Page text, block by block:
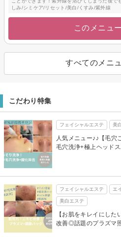
しみ/シミケア/リセット/美白/くすみ/紫外線
このメニュ
すべてのメニ
こだわり特集
フェイシャルエステ 美
人気メニュー♪♪【毛穴
毛穴洗浄+極上ヘッド
フェイシャルエステ エ
美白エステ
【お肌をキレイにし
改善◎話題のプラズマ